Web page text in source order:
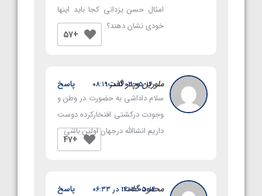
امثال حسن یزدانی کجا باید اینها
خودی نشان دهند؟
+57
ملورین وپدرگفت:۱۴۰۲-۰۵-۱۴ در ۰۸:۱۹
سلام داداشی به حضورت در وطن و
وجودت درکشتی افتخارکرده دوست
داریم انشاالله درجهان اولین باشی
+47
پاسخ
محمودگفت:
۱۴۰۲-۰۵-۱۴ در ۰۶:۳۳ پاسخ